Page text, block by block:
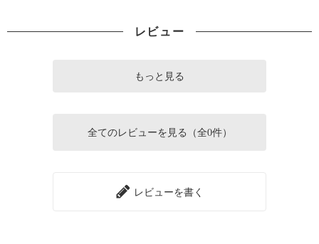
レビュー
もっと見る
全てのレビューを見る（全0件）
レビューを書く